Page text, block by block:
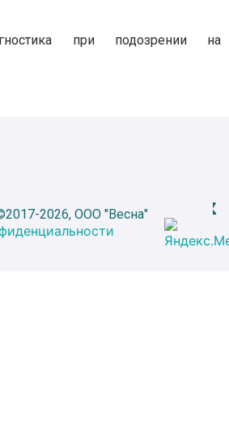
при подозрении на
2026, ООО "Весна"